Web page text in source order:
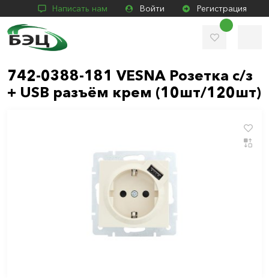
Написать нам Войти Регистрация
742-0388-181 VESNA Розетка с/з
+ USB разъём крем (10шт/120шт)